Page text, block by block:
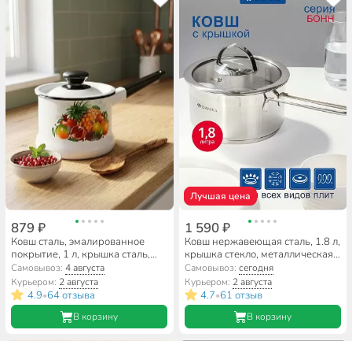
879 ₽
Ковш сталь, эмалированное
покрытие, 1 л, крышка сталь,
стальная ручка, индукция,
Керченский металлургический
завод, 90204-072/4, в
ассортименте
Самовывоз:4 августа
Курьером: 2 августа
4.9•64 отзыва
В корзину
Лучшая цена
1 590 ₽
Ковш нержавеющая сталь, 1.8 л,
крышка стекло, металлическая
ручка, индукция, Daniks, Бонн,
GS-01319-16SP
Самовывоз: сегодня
Курьером: 2 августа
4.7•61 отзыв
В корзину